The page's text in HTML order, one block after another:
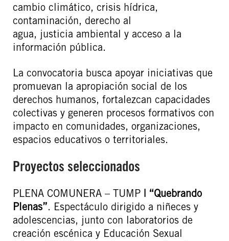
cambio climático, crisis hídrica,
contaminación, derecho al
agua, justicia ambiental y acceso a la
información pública.
La convocatoria busca apoyar iniciativas que
promuevan la apropiación social de los
derechos humanos, fortalezcan capacidades
colectivas y generen procesos formativos con
impacto en comunidades, organizaciones,
espacios educativos o territoriales.
Proyectos seleccionados
PLENA COMUNERA – TUMP | “Quebrando
Plenas”. Espectáculo dirigido a niñeces y
adolescencias, junto con laboratorios de
creación escénica y Educación Sexual